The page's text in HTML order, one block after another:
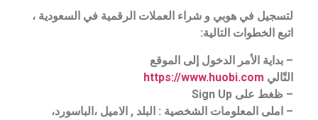
لتسجيل في هوبي و شراء العملات الرقمية في السعودية ،
اتبع الخطوات التالية:
– بداية الأمر الدخول إلى الموقع
التّالي https://www.huobi.com
– ظغط على Sign Up
– املى المعلومات الشخصية : البلد , الاميل ،الباسورد،